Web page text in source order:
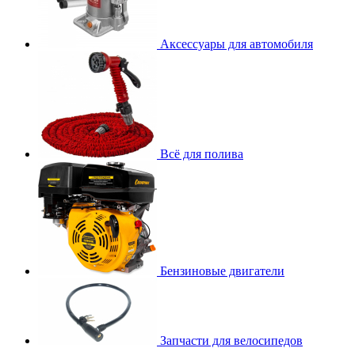
Аксессуары для автомобиля
Всё для полива
Бензиновые двигатели
Запчасти для велосипедов